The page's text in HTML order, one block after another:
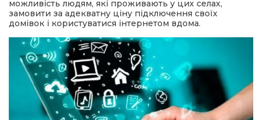
можливість людям, які проживають у цих селах,
замовити за адекватну ціну підключення своїх
домівок і користуватися інтернетом вдома.